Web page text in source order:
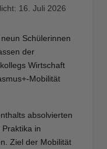
16. Juli 2026
Schülerinnen
der
Wirtschaft
Mobilität
absolvierten
in
Ziel der Mobilität